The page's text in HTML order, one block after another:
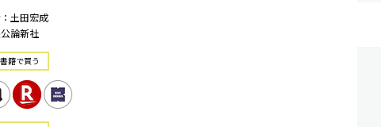
土田宏成
論新社
籍で買う